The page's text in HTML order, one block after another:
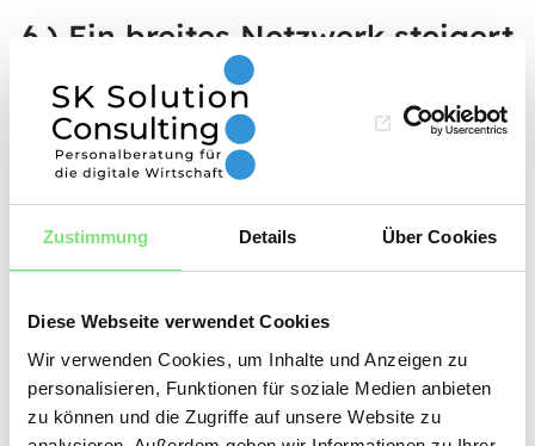
Zustimmung Details Über Cookies
Diese Webseite verwendet Cookies
Wir verwenden Cookies, um Inhalte und Anzeigen zu
personalisieren, Funktionen für soziale Medien anbieten
zu können und die Zugriffe auf unsere Website zu
6.) Ein breites Netzwerk steigert
die Erfolgschancen
Ein umfangreiches Netzwerk bietet bei der
Auswahl geeigneter Bewerber wertvolle
Vorteile. Erfolgt das Recruiting modern, sollte
Datenbanken auf eine hohe Anzahl an
Kontakten zuzugreifen. Idealerweise hat er,
wenn Sie ihm das Stellenanforderungsprofil